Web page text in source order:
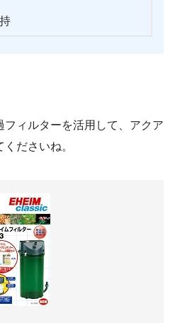
フィルターを活用して、アクア
ださいね。